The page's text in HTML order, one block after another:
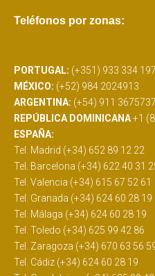
Teléfonos por zonas:
PORTUGAL: (+351) 933 334 197
MÉXICO: (+52) 984 2024913
ARGENTINA: (+54) 911
REPÚBLICA DOMINICANA+1
ESPAÑA:
Tel. Madrid (+34) 652 89 12 22
Tel. Barcelona (+34) 622 40 31
Tel. Valencia (+34) 615 67 52 61
Tel. Granada (+34) 624 60 28 19
Tel. Málaga (+34) 624 60 28 19
Tel. Toledo (+34) 625 99 42 86
Tel. Zaragoza (+34) 670 63 56
Tel. Cádiz (+34) 624 60 28 19